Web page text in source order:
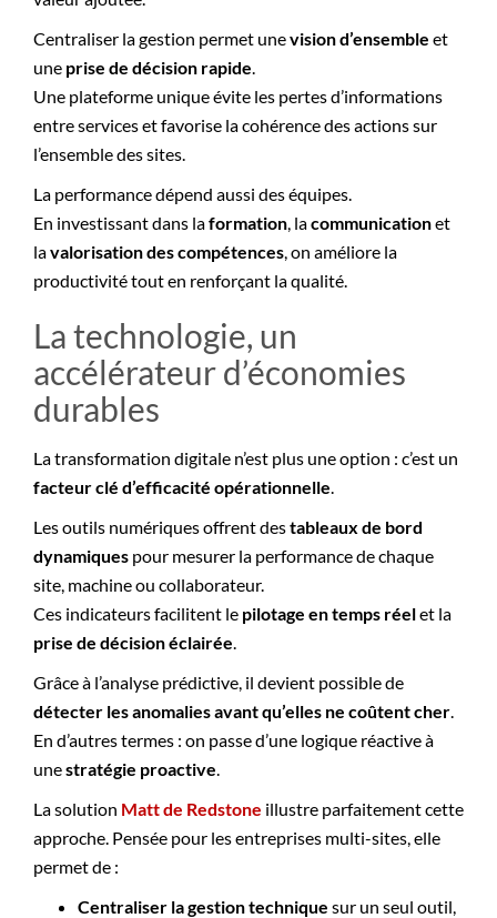
Centraliser la gestion permet unevision d’ensemble et
une prise de décision rapide
Une plateforme unique évite les pertes d’informations
entre services et favorise la cohérence des actions sur
l’ensemble des sites.
La performance dépend aussi des équipes.
En investissant dans laformation , lacommunicationet
lavalorisation des compétences , on améliore la
productivité tout en renforçant la qualité.
La technologie, un
accélérateur d’économies
durables
La transformation digitale n’est plus une option : c’est un
facteur clé d’efficacité opérationnelle
Les outils numériques offrent destableaux de bord
dynamiques pour mesurer la performance de chaque
site, machine ou collaborateur.
Ces indicateurs facilitent le pilotage en temps réelet la
prise de décision éclairée
Grâce à l’analyse prédictive, il devient possible de
détecter les anomalies avant qu’elles ne coûtent cher
En d’autres termes : on passe d’une logique réactive à
unestratégie proactive
La solution Matt de Redstone illustre parfaitement cette
approche. Pensée pour les entreprises multi-sites, elle
permet de :
Centraliser la gestion technique sur un seul outil,